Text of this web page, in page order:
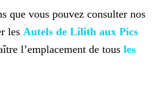
que vous pouvez consulter nos
les Autels de Lilith aux Pics
l’emplacement de tous les